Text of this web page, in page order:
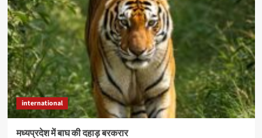
international
मध्यप्रदेश में बाघ की दहाड़ बरकरार